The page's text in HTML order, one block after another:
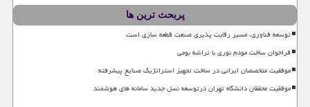
پربحث ترین ها
توسعه فناوری، مسیر رقابت پذیری صنعت قطعه سازی است
فراخوان ساخت مودم نوری با تراشه بومی
موفقیت متخصصان ایرانی در ساخت تجهیز استراتژیک صنایع پیشرفته
موفقیت محققان دانشگاه تهران درتوسعه نسل جدید سامانه های هوشمند